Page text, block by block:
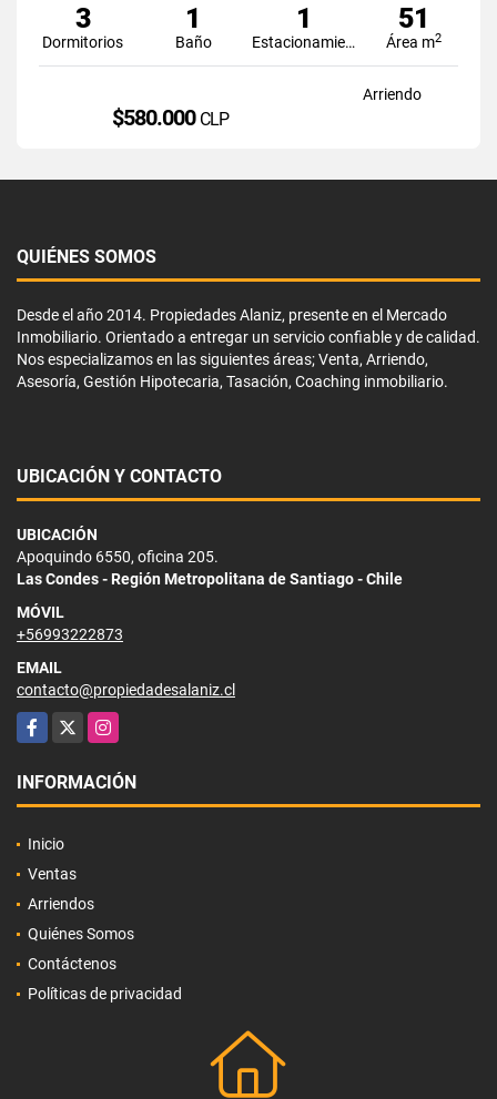
3
Dormitorios
1
Baño
1
Estacionamiento
51
Área m2
Arriendo
$580.000 CLP
QUIÉNES SOMOS
Desde el año 2014. Propiedades Alaniz, presente en el Mercado
Inmobiliario. Orientado a entregar un servicio confiable y de calidad.
Nos especializamos en las siguientes áreas; Venta, Arriendo,
Asesoría, Gestión Hipotecaria, Tasación, Coaching inmobiliario.
UBICACIÓN Y CONTACTO
UBICACIÓN
Apoquindo 6550, oficina 205.
Las Condes - Región Metropolitana de Santiago - Chile
MÓVIL
+56993222873
EMAIL
contacto@propiedadesalaniz.cl
Facebook
X Instagram
INFORMACIÓN
Inicio
Ventas
Arriendos
Quiénes Somos
Contáctenos
Políticas de privacidad